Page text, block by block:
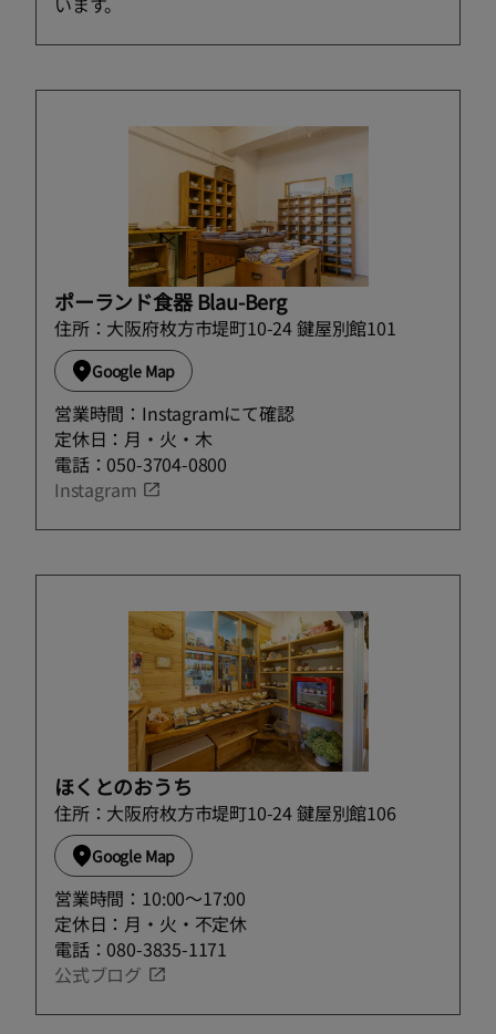
ポーランド食器 Blau-Berg
住所：大阪府枚方市堤町10-24 鍵屋別館101
Google Map
営業時間：Instagramにて確認
定休日：月・火・木
電話：050-3704-0800
Instagram
ほくとのおうち
住所：大阪府枚方市堤町10-24 鍵屋別館106
Google Map
営業時間：10:00〜17:00
定休日：月・火・不定休
電話：080-3835-1171
公式ブログ